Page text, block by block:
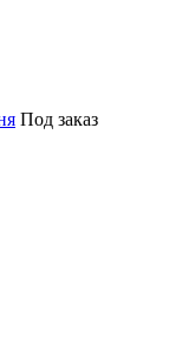
Под заказ